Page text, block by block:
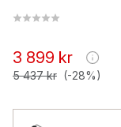
3 899 kr
5 437 kr (-28%)